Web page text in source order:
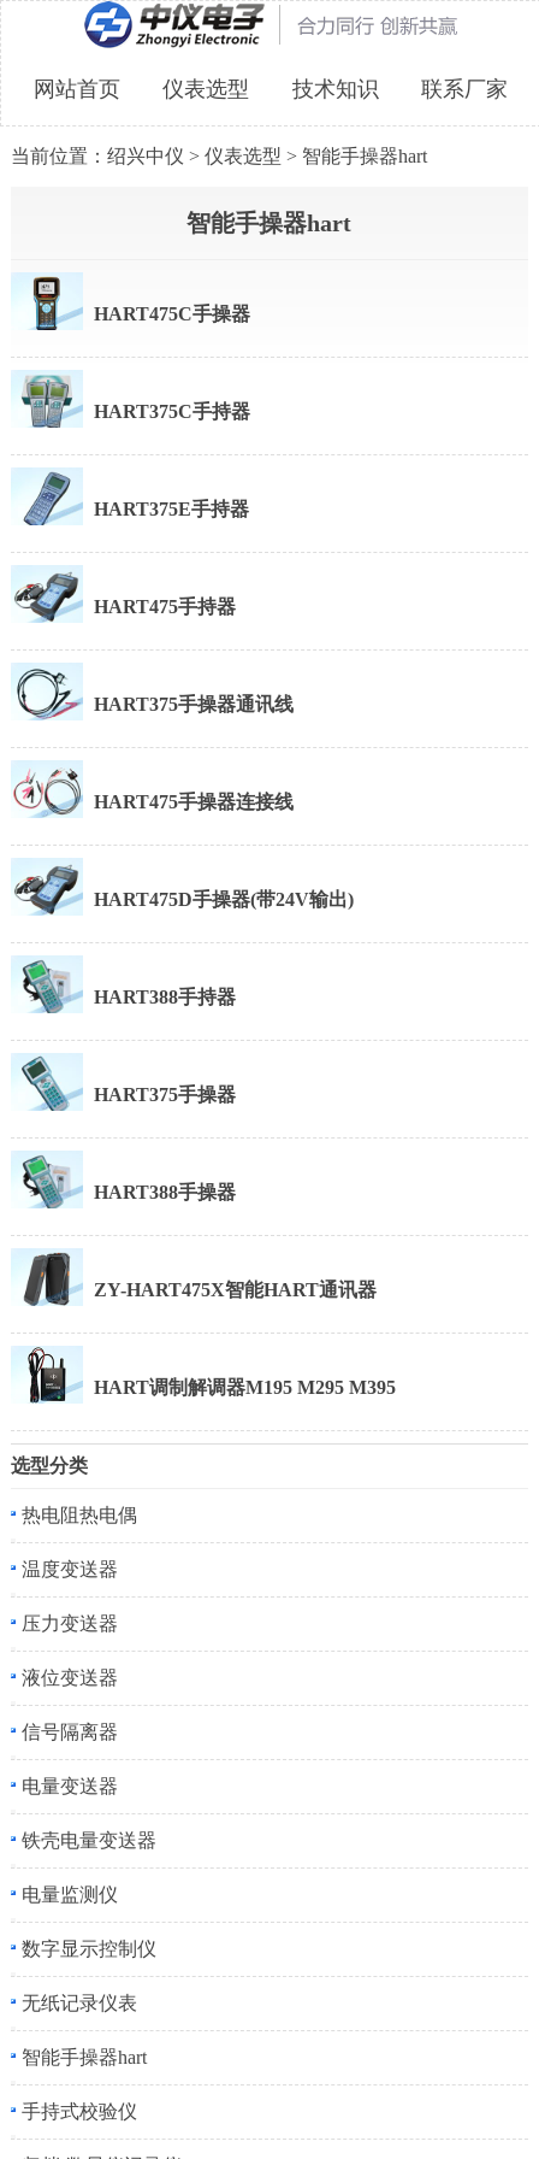
网站首页 仪表选型 技术知识 联系厂家
当前位置： 绍兴中仪 > 仪表选型 > 智能手操器hart
智能手操器hart
HART475C手操器
HART375C手持器
HART375E手持器
HART475手持器
HART375手操器通讯线
HART475手操器连接线
HART475D手操器(带24V输出)
HART388手持器
HART375手操器
HART388手操器
ZY-HART475X智能HART通讯器
HART调制解调器M195 M295 M395
选型分类
热电阻热电偶
温度变送器
压力变送器
液位变送器
信号隔离器
电量变送器
铁壳电量变送器
电量监测仪
数字显示控制仪
无纸记录仪表
智能手操器hart
手持式校验仪